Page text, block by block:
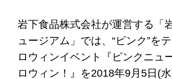
岩下食品株式会社が運営する「
ュージアム」では、“ピンク”を
ロウィンイベント『ピンクニュ
ロウィン！』を2018年9月5日(